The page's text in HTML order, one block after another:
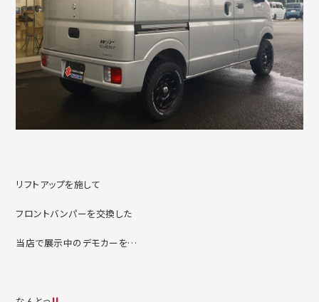
リフトアップを施して
フロントバンパーを交換した
当店で展示中のデモカーを…